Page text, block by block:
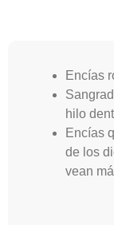
Encías
hilo
Encías
de los
vean